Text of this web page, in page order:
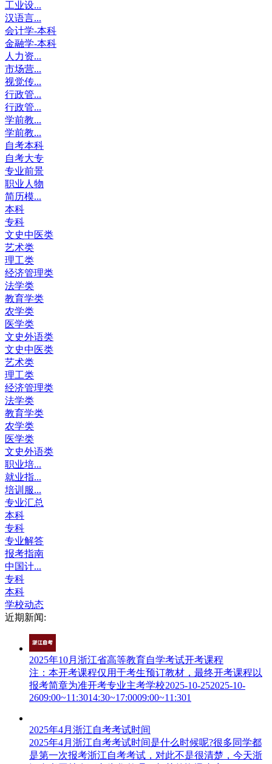
工业设...
汉语言...
会计学-本科
金融学-本科
人力资...
市场营...
视觉传...
行政管...
行政管...
学前教...
学前教...
自考本科
自考大专
专业前景
职业人物
简历模...
本科
专科
文史中医类
艺术类
理工类
经济管理类
法学类
教育学类
农学类
医学类
文史外语类
文史中医类
艺术类
理工类
经济管理类
法学类
教育学类
农学类
医学类
文史外语类
职业培...
就业指...
培训服...
专业汇总
本科
专科
专业解答
报考指南
中国计...
专科
本科
学校动态
近期新闻:
2025年10月浙江省高等教育自学考试开考课程
注：本开考课程仅用于考生预订教材，最终开考课程以
报考简章为准开考专业主考学校2025-10-252025-10-
2609:00~11:3014:30~17:0009:00~11:301
2025年4月浙江自考考试时间
2025年4月浙江自考考试时间是什么时候呢?很多同学都
是第一次报考浙江自考考试，对此不是很清楚，今天浙